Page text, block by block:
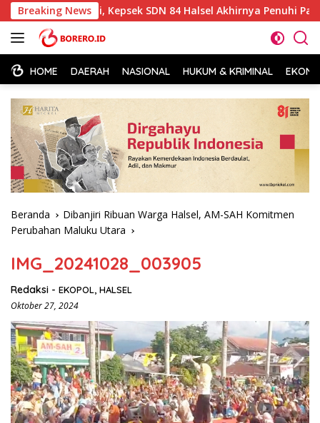
Langsung
ke
konten
Breaking News
Dua Kali, Kepsek SDN 84 Halsel Akhirnya Penuhi Panggilan
HOME DAERAH NASIONAL HUKUM & KRIMINAL
Beranda
Dibanjiri Ribuan Warga Halsel, AM-SAH Komitmen
Perubahan Maluku Utara
IMG_20241028_003905
Redaksi - EKOPOL, HALSEL
Oktober 27, 2024